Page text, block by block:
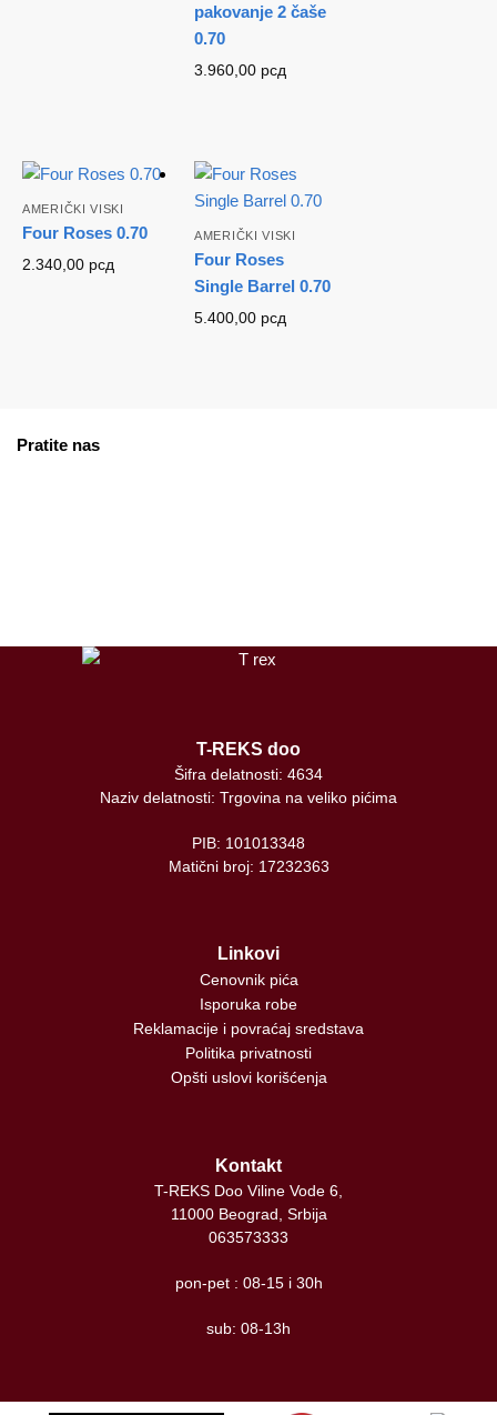
pakovanje 2 čaše
0.70
3.960,00 рсд
AMERIČKI VISKI
Four Roses 0.70
2.340,00 рсд
AMERIČKI VISKI
Four Roses
Single Barrel 0.70
5.400,00 рсд
Pratite nas
T-REKS doo
Šifra delatnosti: 4634
Naziv delatnosti: Trgovina na veliko pićima
PIB: 101013348
Matični broj: 17232363
Linkovi
Cenovnik pića
Isporuka robe
Reklamacije i povraćaj sredstava
Politika privatnosti
Opšti uslovi korišćenja
Kontakt
T-REKS Doo Viline Vode 6,
11000 Beograd, Srbija
063573333
pon-pet : 08-15 i 30h
sub: 08-13h